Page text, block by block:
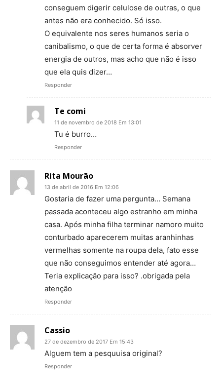
conseguem digerir celulose de outras, o que
antes não era conhecido. Só isso.
O equivalente nos seres humanos seria o
canibalismo, o que de certa forma é absorver
energia de outros, mas acho que não é isso
que ela quis dizer…
Responder
Te comi
11 de novembro de 2018 Em 13:01
Tu é burro…
Responder
Rita Mourão
13 de abril de 2016 Em 12:06
Gostaria de fazer uma pergunta… Semana
passada aconteceu algo estranho em minha
casa. Após minha filha terminar namoro muito
conturbado aparecerem muitas aranhinhas
vermelhas somente na roupa dela, fato esse
que não conseguimos entender até agora…
Teria explicação para isso? .obrigada pela
atenção
Responder
Cassio
27 de dezembro de 2017 Em 15:43
Alguem tem a pesquuisa original?
Responder